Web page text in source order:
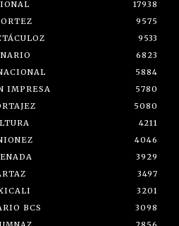
17938
9575
9533
6823
5884
IMPRESA
5780
5080
4211
4046
3929
3497
3201
BCS
3098